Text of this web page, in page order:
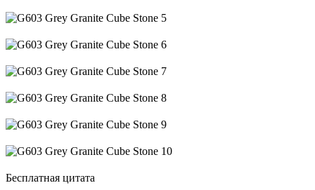
Бесплатная цитата